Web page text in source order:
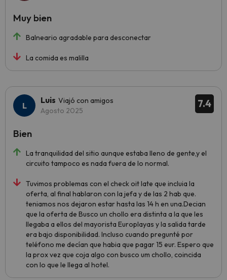
Balneario agradable para desconectar
La comida es malilla
Muy bien
7.4
Luis Viajó con amigos
Agosto 2025
La tranquilidad del sitio aunque estaba lleno de gente,y el
circuito tampoco es nada fuera de lo normal.
Tuvimos problemas con el check oit late que incluia la
oferta, al final hablaron con la jefa y de las 2 hab que.
teniamos nos dejaron estar hasta las 14 h en una.Decian
que la oferta de Busco un chollo era distinta a la que les
llegaba a ellos del mayorista Europlayas y la salida tarde
era bajo disponibilidad. Incluso cuando pregunté por
teléfono me decían que habia que pagar 15 eur. Espero que
la prox vez que coja algo con busco um chollo, coincida
con lo que le llega al hotel.
Bien